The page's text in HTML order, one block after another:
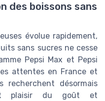
des boissons sans
évolue rapidement,
sans sucres ne cesse
Pepsi Max et Pepsi
attentes en France et
recherchent désormais
plaisir du goût et